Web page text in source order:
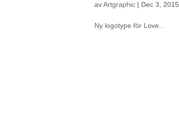
avArtgraphic | Dec 3, 2015
Ny logotype för Love...